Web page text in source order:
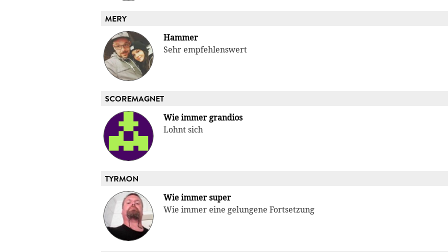
MERY
Hammer
Sehr empfehlenswert
SCOREMAGNET
Wie immer grandios
Lohnt sich
TYRMON
Wie immer super
Wie immer eine gelungene Fortsetzung